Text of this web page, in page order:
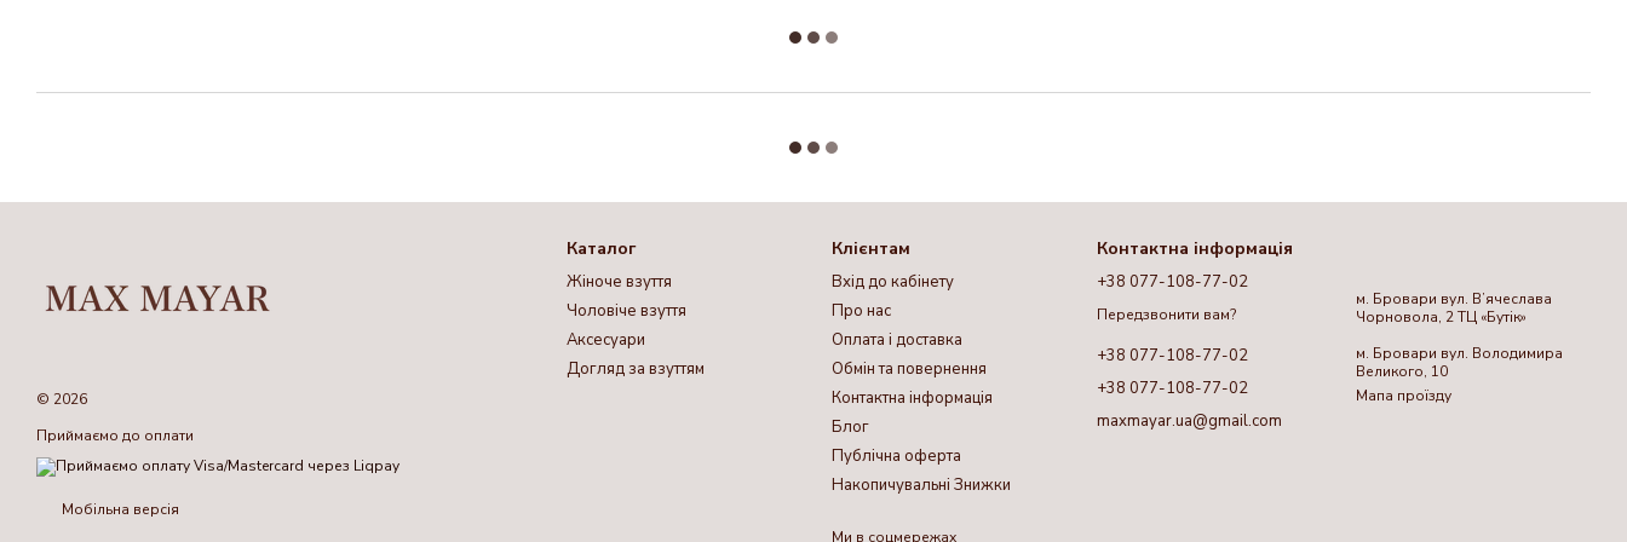
© 2026
Приймаємо до оплати
Мобільна версія
Каталог
Жіноче взуття
Чоловіче взуття
Аксесуари
Догляд за взуттям
Клієнтам
Вхід до кабінету
Про нас
Оплата і доставка
Обмін та повернення
Контактна інформація
Блог
Публічна оферта
Накопичувальні Знижки
Ми в соцмережах
Контактна інформація
+38 077-108-77-02
Передзвонити вам?
+38 077-108-77-02
+38 077-108-77-02
maxmayar.ua@gmail.com
м. Бровари вул. Вʼячеслава
Чорновола, 2 ТЦ «Бутік»
м. Бровари вул. Володимира
Великого, 10
Мапа проїзду